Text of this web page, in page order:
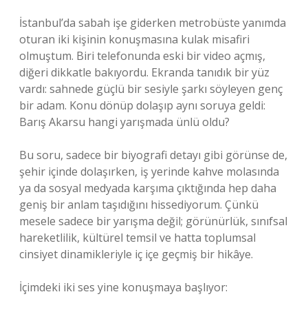
İstanbul’da sabah işe giderken metrobüste yanımda
oturan iki kişinin konuşmasına kulak misafiri
olmuştum. Biri telefonunda eski bir video açmış,
diğeri dikkatle bakıyordu. Ekranda tanıdık bir yüz
vardı: sahnede güçlü bir sesiyle şarkı söyleyen genç
bir adam. Konu dönüp dolaşıp aynı soruya geldi:
Barış Akarsu hangi yarışmada ünlü oldu?
Bu soru, sadece bir biyografi detayı gibi görünse de,
şehir içinde dolaşırken, iş yerinde kahve molasında
ya da sosyal medyada karşıma çıktığında hep daha
geniş bir anlam taşıdığını hissediyorum. Çünkü
mesele sadece bir yarışma değil; görünürlük, sınıfsal
hareketlilik, kültürel temsil ve hatta toplumsal
cinsiyet dinamikleriyle iç içe geçmiş bir hikâye.
İçimdeki iki ses yine konuşmaya başlıyor: